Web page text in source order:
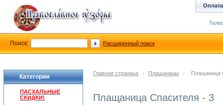
Главная страница - Плащаницы - Плащаница
Плащаница Спасителя - 3
Категории
ПАСХАЛЬНЫЕ
СКИДКИ!
Оплата
Поиск: Расширенный поиск